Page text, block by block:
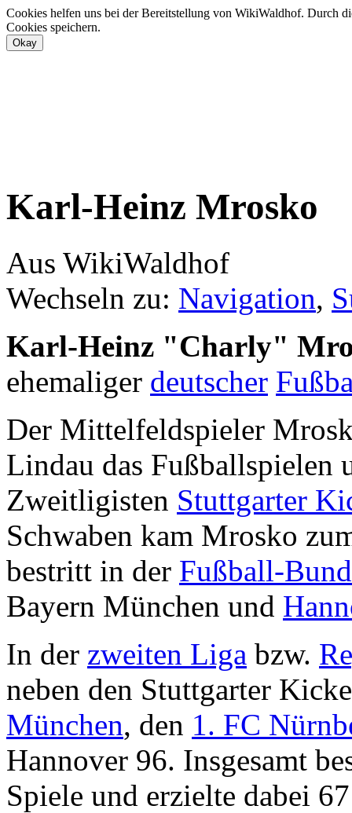
Cookies helfen uns bei der Bereitstellung von WikiWaldhof. Durch
Cookies speichern.
Karl-Heinz Mrosko
Aus WikiWaldhof
Wechseln zu: Navigation,
Karl-Heinz "Charly"
ehemaliger deutscher
Der Mittelfeldspieler
Lindau das Fußballspielen
Zweitligisten Stuttgarter
Schwaben kam Mrosko
bestritt in der Fußball-
Bayern München und
In der zweiten Liga bzw.
neben den Stuttgarter
München, den 1. FC
Hannover 96. Insgesamt
Spiele und erzielte dabei